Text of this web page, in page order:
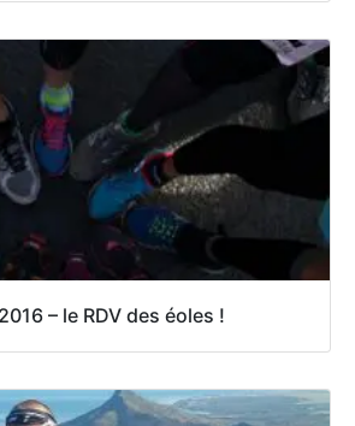
– le RDV des éoles !